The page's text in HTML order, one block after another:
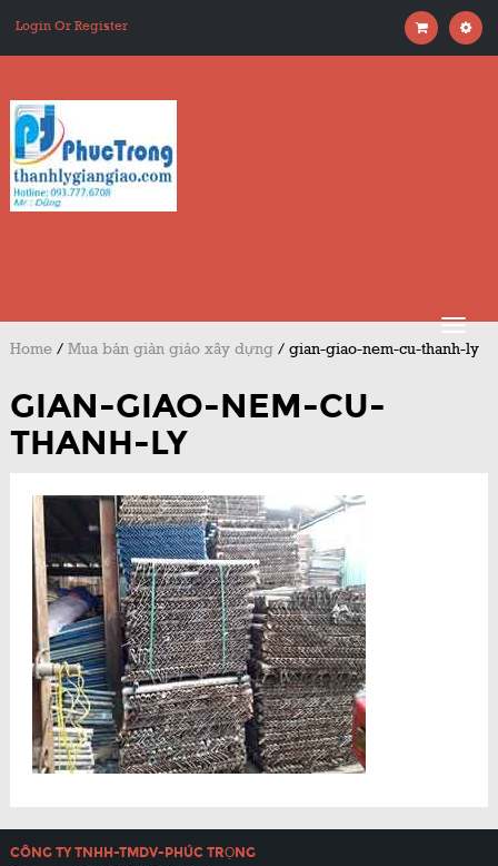
Login Or Register
Home / Mua bán giàn giáo xây dựng / gian-giao-nem-cu-thanh-ly
GIAN-GIAO-NEM-CU-
THANH-LY
CÔNG TY TNHH-TMDV-PHÚC TRỌNG